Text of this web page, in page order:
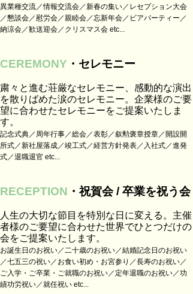
異業種交流／情報交流会／新春の集い／レセプション大会
／懇談会／慰労会／親睦会／忘新年会／ビアパーティー／
納涼会／歓送迎会／クリスマス会 etc...
CEREMONY ・セレモニー
粛々と進む荘厳なセレモニー、感動的な演出
を散りばめた涙のセレモニー。企業様のご要
望に合わせたセレモニーをご提案いたしま
す。
記念式典／周年行事／総会／表彰／叙勲褒章授章／開設開
所式／新社屋落成／竣工式／経営方針発表／入社式／進発
式／退職退官 etc...
RECEPTION ・祝賀会 / 卒業を祝う会
人生の大切な節目を特別な日に変える。主催
者様のご要望に合わせた世界でひとつだけの
会をご提案いたします。
お誕生日のお祝い／二十歳のお祝い／結婚記念日のお祝い
／七五三の祝い／お食い初め・お宮参り／長寿のお祝い／
ご入学・ご卒業・ご就職のお祝い／定年退職のお祝い／功
績功労祝い／就任祝い etc...